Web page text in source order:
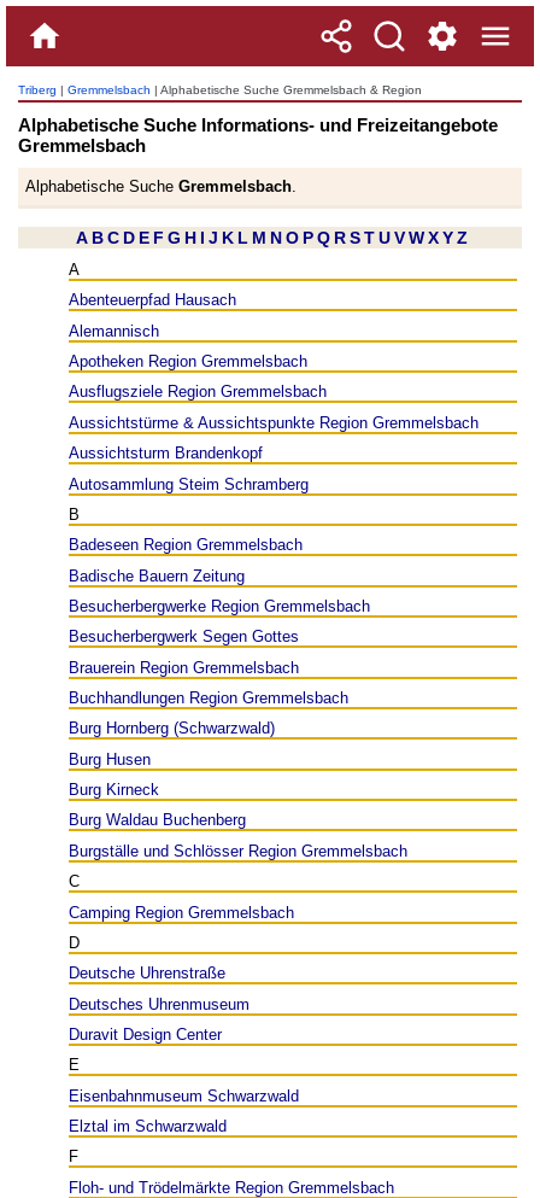
Triberg | Gremmelsbach | Alphabetische Suche Gremmelsbach & Region
Alphabetische Suche Informations- und Freizeitangebote
Gremmelsbach
Alphabetische Suche Gremmelsbach.
A BC D E F G H I J K L M NO PQ RSTUVWXYZ
A
Abenteuerpfad Hausach
Alemannisch
Apotheken Region Gremmelsbach
Ausflugsziele Region Gremmelsbach
Aussichtstürme & Aussichtspunkte Region Gremmelsbach
Aussichtsturm Brandenkopf
Autosammlung Steim Schramberg
B
Badeseen Region Gremmelsbach
Badische Bauern Zeitung
Besucherbergwerke Region Gremmelsbach
Besucherbergwerk Segen Gottes
Brauerein Region Gremmelsbach
Buchhandlungen Region Gremmelsbach
Burg Hornberg (Schwarzwald)
Burg Husen
Burg Kirneck
Burg Waldau Buchenberg
Burgställe und Schlösser Region Gremmelsbach
C
Camping Region Gremmelsbach
D
Deutsche Uhrenstraße
Deutsches Uhrenmuseum
Duravit Design Center
E
Eisenbahnmuseum Schwarzwald
Elztal im Schwarzwald
F
Floh- und Trödelmärkte Region Gremmelsbach